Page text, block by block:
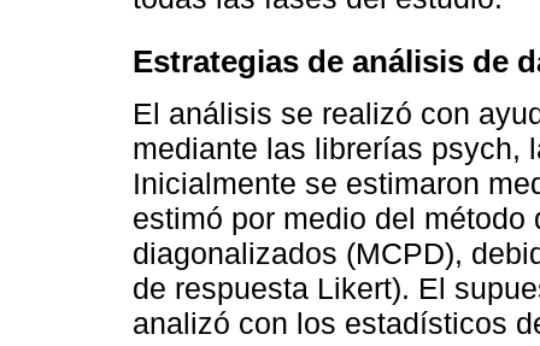
Estrategias de análisis de
El análisis se realizó con
mediante las librerías psych,
Inicialmente se estimaron
estimó por medio del
diagonalizados (MCPD),
de respuesta Likert). El
analizó con los estadísticos